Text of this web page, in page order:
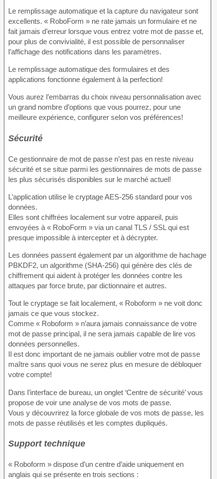
Le remplissage automatique et la capture du navigateur sont
excellents. « RoboForm » ne rate jamais un formulaire et ne
fait jamais d’erreur lorsque vous entrez votre mot de passe et,
pour plus de convivialité, il est possible de personnaliser
l’affichage des notifications dans les paramètres.
Le remplissage automatique des formulaires et des
applications fonctionne également à la perfection!
Vous aurez l’embarras du choix niveau personnalisation avec
un grand nombre d’options que vous pourrez, pour une
meilleure expérience, configurer selon vos préférences!
Sécurité
Ce gestionnaire de mot de passe n’est pas en reste niveau
sécurité et se situe parmi les gestionnaires de mots de passe
les plus sécurisés disponibles sur le marché actuel!
L’application utilise le cryptage AES-256 standard pour vos
données.
Elles sont chiffrées localement sur votre appareil, puis
envoyées à « RoboForm » via un canal TLS / SSL qui est
presque impossible à intercepter et à décrypter.
Les données passent également par un algorithme de hachage
PBKDF2, un algorithme (SHA-256) qui génère des clés de
chiffrement qui aident à protéger les données contre les
attaques par force brute, par dictionnaire et autres.
Tout le cryptage se fait localement, « Roboform » ne voit donc
jamais ce que vous stockez.
Comme « Roboform » n’aura jamais connaissance de votre
mot de passe principal, il ne sera jamais capable de lire vos
données personnelles.
Il est donc important de ne jamais oublier votre mot de passe
maître sans quoi vous ne serez plus en mesure de débloquer
votre compte!
Dans l’interface de bureau, un onglet ‘Centre de sécurité’ vous
propose de voir une analyse de vos mots de passe.
Vous y découvrirez la force globale de vos mots de passe, les
mots de passe réutilisés et les comptes dupliqués.
Support technique
« Roboform » dispose d’un centre d’aide uniquement en
anglais qui se présente en trois sections :